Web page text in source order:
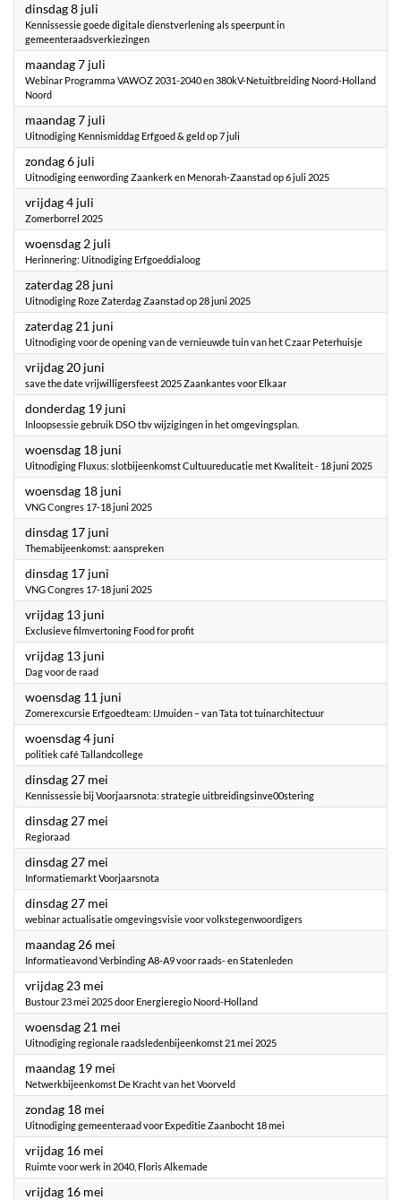
dinsdag 8 juli
Kennissessie goede digitale dienstverlening als speerpunt in
gemeenteraadsverkiezingen
maandag 7 juli
Webinar Programma VAWOZ 2031-2040 en 380kV-Netuitbreiding Noord-Holland
Noord
maandag 7 juli
Uitnodiging Kennismiddag Erfgoed & geld op 7 juli
zondag 6 juli
Uitnodiging eenwording Zaankerk en Menorah-Zaanstad op 6 juli 2025
vrijdag 4 juli
Zomerborrel 2025
woensdag 2 juli
Herinnering: Uitnodiging Erfgoeddialoog
zaterdag 28 juni
Uitnodiging Roze Zaterdag Zaanstad op 28 juni 2025
zaterdag 21 juni
Uitnodiging voor de opening van de vernieuwde tuin van het Czaar Peterhuisje
vrijdag 20 juni
save the date vrijwilligersfeest 2025 Zaankantes voor Elkaar
donderdag 19 juni
Inloopsessie gebruik DSO tbv wijzigingen in het omgevingsplan.
woensdag 18 juni
Uitnodiging Fluxus: slotbijeenkomst Cultuureducatie met Kwaliteit - 18 juni 2025
woensdag 18 juni
VNG Congres 17-18 juni 2025
dinsdag 17 juni
Themabijeenkomst: aanspreken
dinsdag 17 juni
VNG Congres 17-18 juni 2025
vrijdag 13 juni
Exclusieve filmvertoning Food for profit
vrijdag 13 juni
Dag voor de raad
woensdag 11 juni
Zomerexcursie Erfgoedteam: IJmuiden – van Tata tot tuinarchitectuur
woensdag 4 juni
politiek café Tallandcollege
dinsdag 27 mei
Kennissessie bij Voorjaarsnota: strategie uitbreidingsinve00stering
dinsdag 27 mei
Regioraad
dinsdag 27 mei
Informatiemarkt Voorjaarsnota
dinsdag 27 mei
webinar actualisatie omgevingsvisie voor volkstegenwoordigers
maandag 26 mei
Informatieavond Verbinding A8-A9 voor raads- en Statenleden
vrijdag 23 mei
Bustour 23 mei 2025 door Energieregio Noord-Holland
woensdag 21 mei
Uitnodiging regionale raadsledenbijeenkomst 21 mei 2025
maandag 19 mei
Netwerkbijeenkomst De Kracht van het Voorveld
zondag 18 mei
Uitnodiging gemeenteraad voor Expeditie Zaanbocht 18 mei
vrijdag 16 mei
Ruimte voor werk in 2040, Floris Alkemade
vrijdag 16 mei